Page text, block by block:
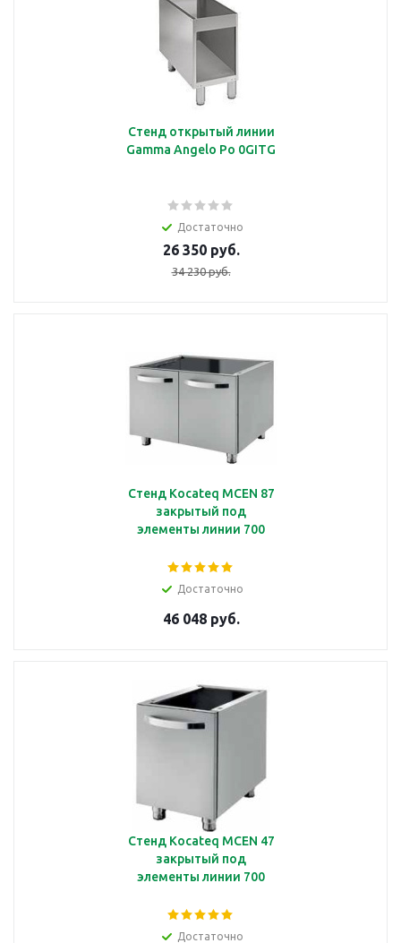
Стенд открытый линии
Gamma Angelo Po 0GITG
Достаточно
26 350 руб.
34 230 руб.
Стенд Kocateq MCEN 87
закрытый под
элементы линии 700
Достаточно
46 048 руб.
Стенд Kocateq MCEN 47
закрытый под
элементы линии 700
Достаточно